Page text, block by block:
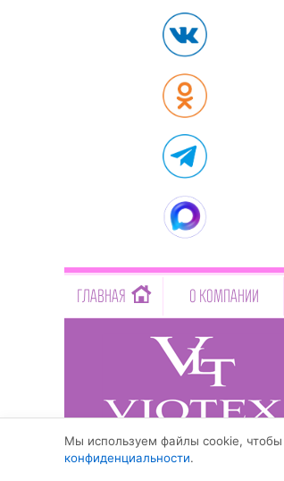
ГЛАВНАЯ О КОМПАНИИ
www.viotex37.ru
-->
Мы используем файлы cookie, чтобы
конфиденциальности.